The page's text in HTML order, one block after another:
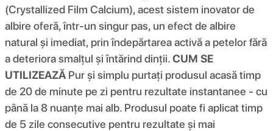
(Crystallized Film Calcium), acest sistem inovator de
albire oferă, într-un singur pas, un efect de albire
natural și imediat, prin îndepărtarea activă a petelor fără
a deteriora smalțul și întărind dinții.CUM SE
UTILIZEAZĂ Pur și simplu purtați produsul acasă timp
de 20 de minute pe zi pentru rezultate instantanee - cu
până la 8 nuanțe mai alb. Produsul poate fi aplicat timp
de 5 zile consecutive pentru rezultate și mai